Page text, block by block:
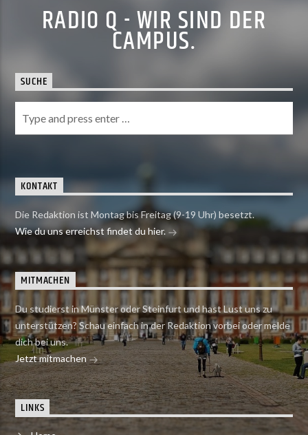
RADIO Q - WIR SIND DER
CAMPUS.
SUCHE
KONTAKT
Die Redaktion ist Montag bis Freitag (9-19 Uhr) besetzt.
Wie du uns erreichst findet du hier.
MITMACHEN
Du studierst in Münster oder Steinfurt und hast Lust uns zu
unterstützen? Schau einfach in der Redaktion vorbei oder melde
dich bei uns.
Jetzt mitmachen
LINKS